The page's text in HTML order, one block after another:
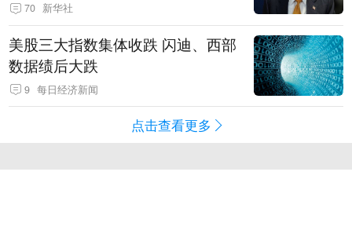
70 新华社
美股三大指数集体收跌 闪迪、西部
数据绩后大跌
9 每日经济新闻
点击查看更多